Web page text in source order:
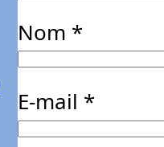
Nom *
E-mail *